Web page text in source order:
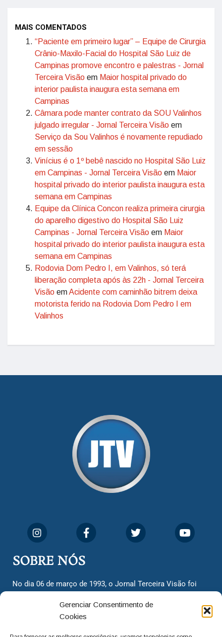
Gerenciar Consentimento de
Cookies
MAIS COMENTADOS
“Paciente em primeiro lugar” – Equipe de Cirurgia
Crânio-Maxilo-Facial do Hospital São Luiz de
Campinas promove encontro e palestras - Jornal
Terceira Visão em Maior hospital privado do
interior paulista inaugura esta semana em
Campinas
Câmara pode manter contrato da SOU Valinhos
julgado irregular - Jornal Terceira Visão em
Serviço da Sou Valinhos é novamente repudiado
em sessão
Vinícius é o 1º bebê nascido no Hospital São Luiz
em Campinas - Jornal Terceira Visão em Maior
hospital privado do interior paulista inaugura esta
semana em Campinas
Equipe da Clínica Concon realiza primeira cirurgia
do aparelho digestivo do Hospital São Luiz
Campinas - Jornal Terceira Visão em Maior
hospital privado do interior paulista inaugura esta
semana em Campinas
Rodovia Dom Pedro I, em Valinhos, só terá
liberação completa após às 22h - Jornal Terceira
Visão emAcidente com caminhão bitrem deixa
motorista ferido na Rodovia Dom Pedro I em
Valinhos
SOBRE NÓS
No dia 06 de março de 1993, o Jornal Terceira Visão foi
cidadãos valinhenses, já que naquela época só existiam
dois jornais. Há mais de 30 anos, o jornal continua